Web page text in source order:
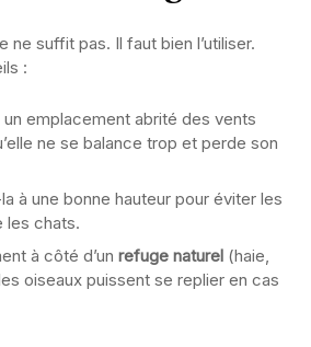
ne suffit pas. Il faut bien l’utiliser.
:
emplacement abrité des vents
ne se balance trop et perde son
à une bonne hauteur pour éviter les
les chats.
à côté d’un refuge naturel (haie,
oiseaux puissent se replier en cas